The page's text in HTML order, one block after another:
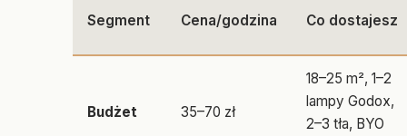
Segment Cena/godzina Co dostajesz
Budżet 35–70 zł
18–25 m², 1–2
lampy Godox,
2–3 tła, BYO